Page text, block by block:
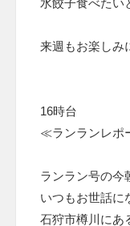
水餃子食べたい
来週もお楽しみ
16時台
≪ランランレポ
ランラン号の今
いつもお世話に
石狩市樽川にあ